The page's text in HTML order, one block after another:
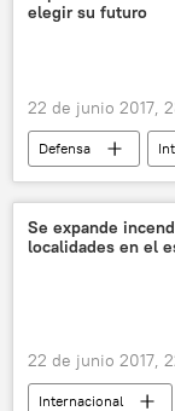
Unión Europea (UE)
elegir su futuro
22 de junio 2017,
Defensa
💬 Opinión y Análisis
🌍 Oriente Medio
Sinjar
Se expande
localidades en el
22 de junio 2017,
Internacional